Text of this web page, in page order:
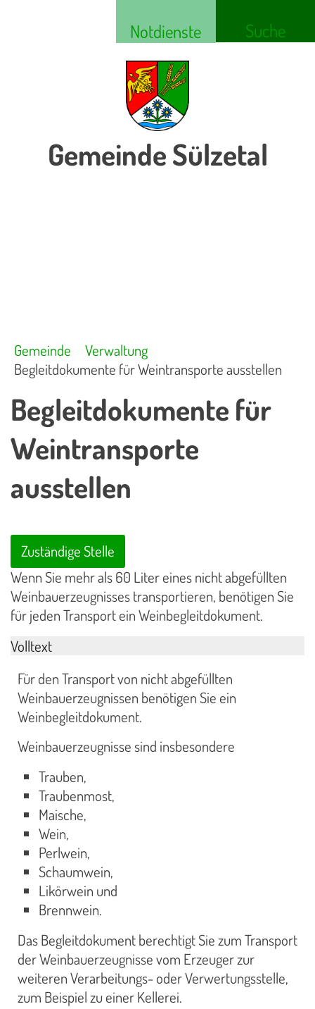
Notdienste Suche
Gemeinde Sülzetal
Gemeinde
Verwaltung
Begleitdokumente für Weintransporte ausstellen
Begleitdokumente für
Weintransporte
ausstellen
Zuständige Stelle
Wenn Sie mehr als 60 Liter eines nicht abgefüllten
Weinbauerzeugnisses transportieren, benötigen Sie
für jeden Transport ein Weinbegleitdokument.
Volltext
Für den Transport von nicht abgefüllten
Weinbauerzeugnissen benötigen Sie ein
Weinbegleitdokument.
Weinbauerzeugnisse sind insbesondere
Trauben,
Traubenmost,
Maische,
Wein,
Perlwein,
Schaumwein,
Likörwein und
Brennwein.
Das Begleitdokument berechtigt Sie zum Transport
der Weinbauerzeugnisse vom Erzeuger zur
weiteren Verarbeitungs- oder Verwertungsstelle,
zum Beispiel zu einer Kellerei.